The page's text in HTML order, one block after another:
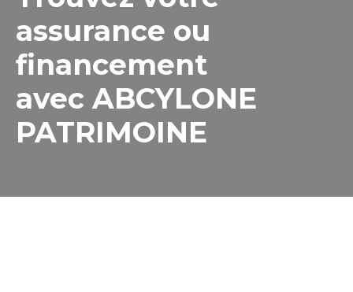
assurance ou
financement
avec ABCYLONE
PATRIMOINE